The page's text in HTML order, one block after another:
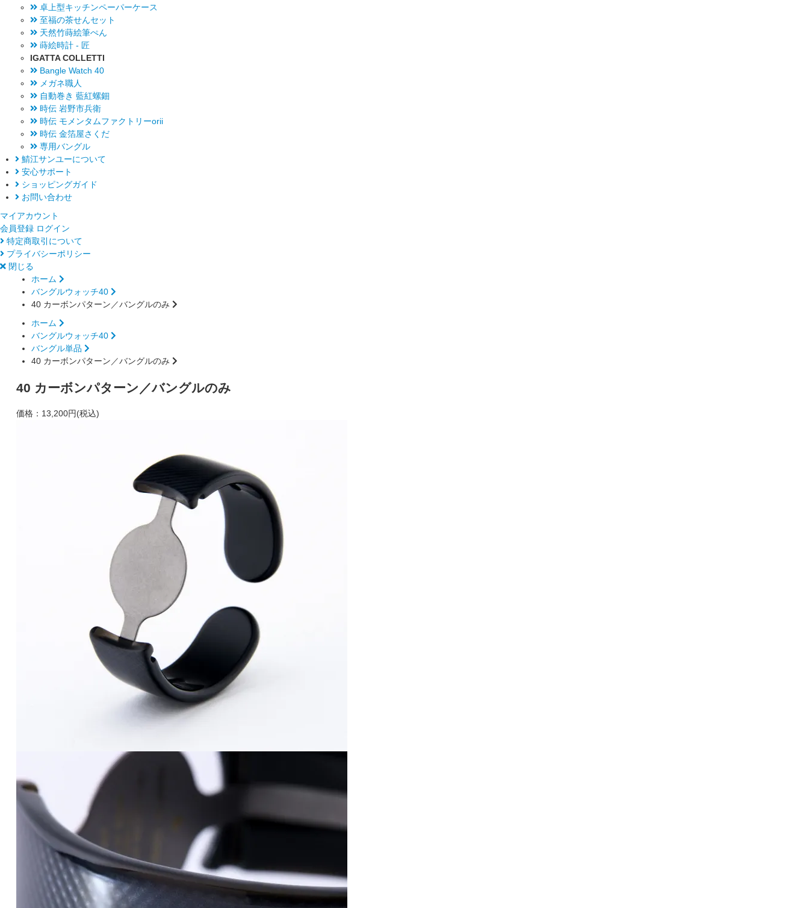
卓上型キッチンペーパーケース
至福の茶せんセット
天然竹蒔絵筆ぺん
蒔絵時計 - 匠
IGATTA COLLETTI
Bangle Watch 40
メガネ職人
自動巻き 藍紅螺鈿
時伝 岩野市兵衛
時伝 モメンタムファクトリーorii
時伝 金箔屋さくだ
専用バングル
鯖江サンユーについて
安心サポート
ショッピングガイド
お問い合わせ
マイアカウント
会員登録 ログイン
特定商取引について
プライバシーポリシー
閉じる
ホーム
バングルウォッチ40
40 カーボンパターン／バングルのみ
ホーム
バングルウォッチ40
バングル単品
40 カーボンパターン／バングルのみ
40 カーボンパターン／バングルのみ
価格： 13,200円(税込)